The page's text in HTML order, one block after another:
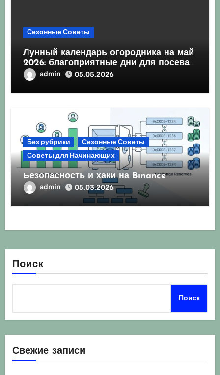
Сезонные Советы
Лунный календарь огородника на май
2026: благоприятные дни для посева
и посадки
admin 05.05.2026
Без рубрики
Сезонные Советы
Советы для Начинающих
Безопасность и хаки на Binance
admin 05.03.2026
Поиск
Поиск
Свежие записи